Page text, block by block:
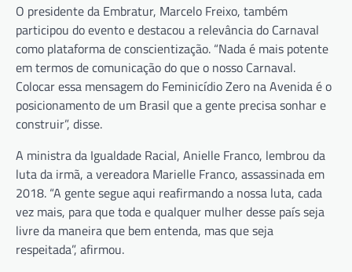
O presidente da Embratur, Marcelo Freixo, também
participou do evento e destacou a relevância do Carnaval
como plataforma de conscientização. “Nada é mais potente
em termos de comunicação do que o nosso Carnaval.
Colocar essa mensagem do Feminicídio Zero na Avenida é o
posicionamento de um Brasil que a gente precisa sonhar e
construir”, disse.
A ministra da Igualdade Racial, Anielle Franco, lembrou da
luta da irmã, a vereadora Marielle Franco, assassinada em
2018. “A gente segue aqui reafirmando a nossa luta, cada
vez mais, para que toda e qualquer mulher desse país seja
livre da maneira que bem entenda, mas que seja
respeitada”, afirmou.